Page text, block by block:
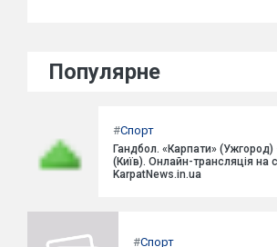
Популярне
#Спорт
Гандбол. «Карпати»
(Київ). Онлайн-трансляція на
KarpatNews.in.ua
#Спорт